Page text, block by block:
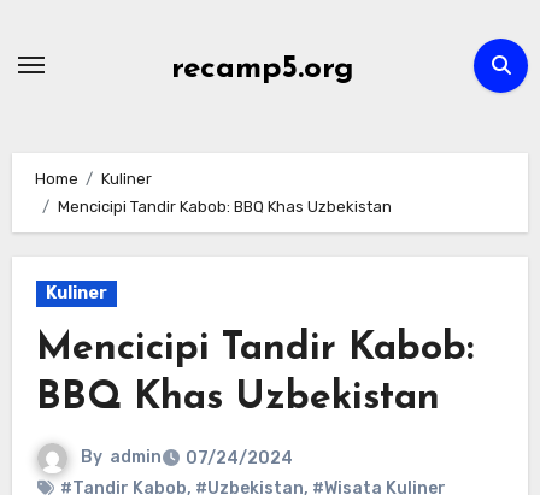
recamp5.org
Home
Kuliner
Mencicipi Tandir Kabob: BBQ Khas Uzbekistan
Kuliner
Mencicipi Tandir Kabob:
BBQ Khas Uzbekistan
By admin
07/24/2024
#Tandir Kabob, #Uzbekistan, #Wisata Kuliner